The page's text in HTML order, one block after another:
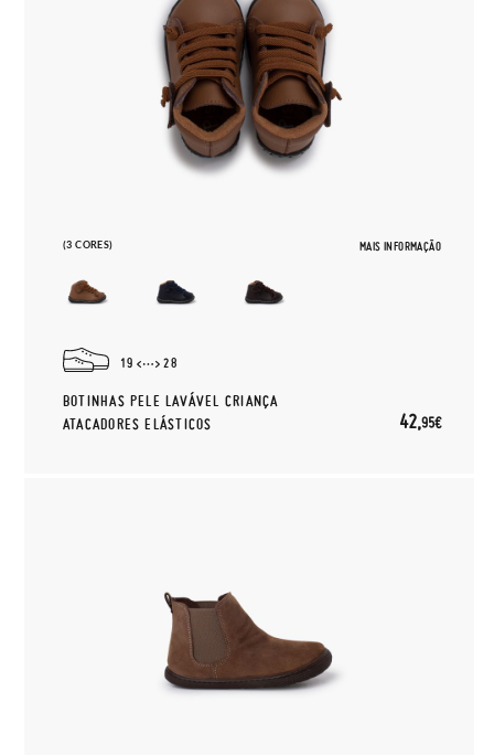
(3 CORES) MAIS INFORMAÇÃO
19 28
BOTINHAS PELE LAVÁVEL CRIANÇA
ATACADORES ELÁSTICOS
42,95€